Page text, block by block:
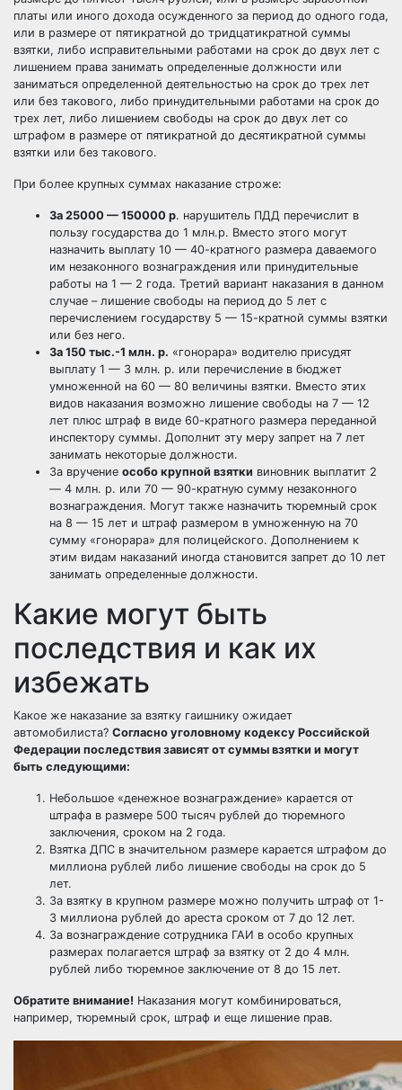
платы или иного дохода осужденного за период до одного года,
или в размере от пятикратной до тридцатикратной суммы
взятки, либо исправительными работами на срок до двух лет с
лишением права занимать определенные должности или
заниматься определенной деятельностью на срок до трех лет
или без такового, либо принудительными работами на срок до
трех лет, либо лишением свободы на срок до двух лет со
штрафом в размере от пятикратной до десятикратной суммы
взятки или без такового.
При более крупных суммах наказание строже:
За 25000 — 150000 р. нарушитель ПДД перечислит в
пользу государства до 1 млн.р. Вместо этого могут
назначить выплату 10 — 40-кратного размера даваемого
им незаконного вознаграждения или принудительные
работы на 1 — 2 года. Третий вариант наказания в данном
случае – лишение свободы на период до 5 лет с
перечислением государству 5 — 15-кратной суммы взятки
или без него.
За 150 тыс.-1 млн. р. «гонорара» водителю присудят
выплату 1 — 3 млн. р. или перечисление в бюджет
умноженной на 60 — 80 величины взятки. Вместо этих
видов наказания возможно лишение свободы на 7 — 12
лет плюс штраф в виде 60-кратного размера переданной
инспектору суммы. Дополнит эту меру запрет на 7 лет
занимать некоторые должности.
За вручение особо крупной взятки виновник выплатит 2
— 4 млн. р. или 70 — 90-кратную сумму незаконного
вознаграждения. Могут также назначить тюремный срок
на 8 — 15 лет и штраф размером в умноженную на 70
сумму «гонорара» для полицейского. Дополнением к
этим видам наказаний иногда становится запрет до 10 лет
занимать определенные должности.
Какие могут быть
последствия и как их
избежать
Какое же наказание за взятку гаишнику ожидает
автомобилиста? Согласно уголовному кодексу Российской
Федерации последствия зависят от суммы взятки и могут
быть следующими:
Небольшое «денежное вознаграждение» карается от
штрафа в размере 500 тысяч рублей до тюремного
заключения, сроком на 2 года.
Взятка ДПС в значительном размере карается штрафом до
миллиона рублей либо лишение свободы на срок до 5
лет.
За взятку в крупном размере можно получить штраф от 1-
3 миллиона рублей до ареста сроком от 7 до 12 лет.
За вознаграждение сотрудника ГАИ в особо крупных
размерах полагается штраф за взятку от 2 до 4 млн.
рублей либо тюремное заключение от 8 до 15 лет.
Обратите внимание! Наказания могут комбинироваться,
например, тюремный срок, штраф и еще лишение прав.